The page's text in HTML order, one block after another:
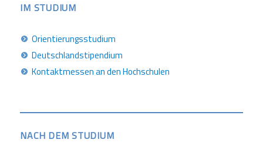
IM STUDIUM
Orientierungsstudium
Deutschlandstipendium
Kontaktmessen an den Hochschulen
NACH DEM STUDIUM